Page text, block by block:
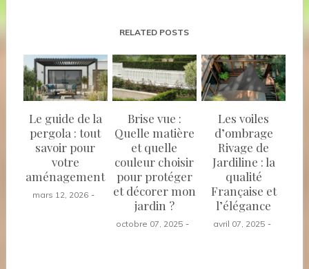
RELATED POSTS
Le guide de la
pergola : tout
savoir pour
votre
aménagement
mars 12, 2026
Brise vue :
Quelle matière
et quelle
couleur choisir
pour protéger
et décorer mon
jardin ?
octobre 07, 2025
Les voiles
d’ombrage
Rivage de
Jardiline : la
qualité
Française et
l’élégance
avril 07, 2025